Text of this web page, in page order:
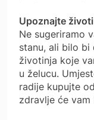
Upoznajte
Ne sugeriramo
stanu, ali bilo
životinja koje
u želucu.
radije kupujte
zdravlje će vam